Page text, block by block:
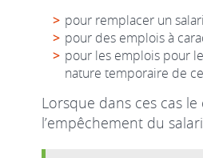
pour remplacer un
pour des emplois à
pour les emplois pour
nature temporaire de
Lorsque dans ces cas
l’empêchement du